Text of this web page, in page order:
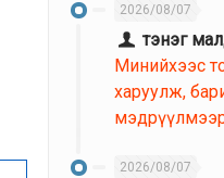
2026/08/07
тэнэг
Минийхээс
харуулж,
2026/08/07